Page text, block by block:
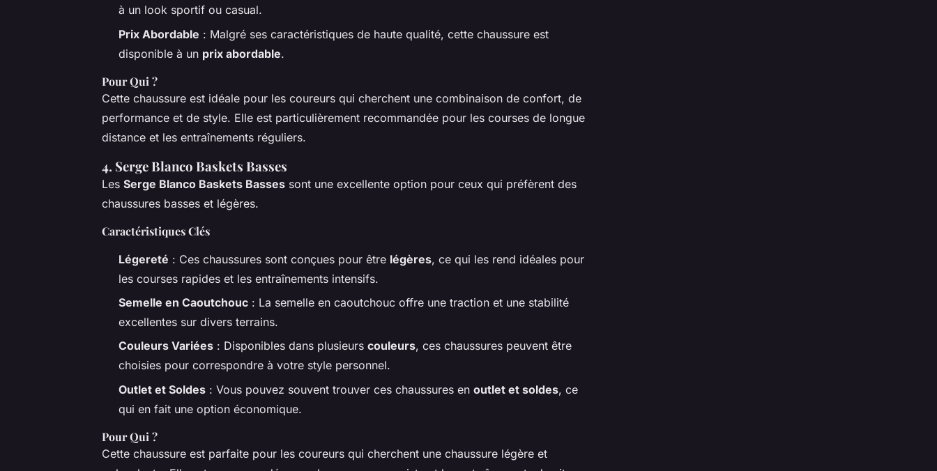
à un look sportif ou casual.
Prix Abordable : Malgré ses caractéristiques de haute qualité, cette chaussure est
disponible à un prix abordable.
Pour Qui ?
Cette chaussure est idéale pour les coureurs qui cherchent une combinaison de confort, de
performance et de style. Elle est particulièrement recommandée pour les courses de longue
distance et les entraînements réguliers.
4. Serge Blanco Baskets Basses
Les Serge Blanco Baskets Basses sont une excellente option pour ceux qui préfèrent des
chaussures basses et légères.
Caractéristiques Clés
Légereté : Ces chaussures sont conçues pour être légères, ce qui les rend idéales pour
les courses rapides et les entraînements intensifs.
Semelle en Caoutchouc : La semelle en caoutchouc offre une traction et une stabilité
excellentes sur divers terrains.
Couleurs Variées : Disponibles dans plusieurs couleurs, ces chaussures peuvent être
choisies pour correspondre à votre style personnel.
Outlet et Soldes : Vous pouvez souvent trouver ces chaussures en outlet et soldes, ce
qui en fait une option économique.
Pour Qui ?
Cette chaussure est parfaite pour les coureurs qui cherchent une chaussure légère et